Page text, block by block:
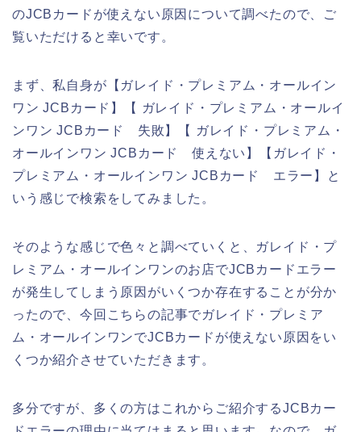
のJCBカードが使えない原因について調べたので、ご
覧いただけると幸いです。
まず、私自身が【ガレイド・プレミアム・オールイン
ワン JCBカード】【 ガレイド・プレミアム・オールイ
ンワン JCBカード 失敗】【 ガレイド・プレミアム・
オールインワン JCBカード 使えない】【ガレイド・
プレミアム・オールインワン JCBカード エラー】と
いう感じで検索をしてみました。
そのような感じで色々と調べていくと、ガレイド・プ
レミアム・オールインワンのお店でJCBカードエラー
が発生してしまう原因がいくつか存在することが分か
ったので、今回こちらの記事でガレイド・プレミア
ム・オールインワンでJCBカードが使えない原因をい
くつか紹介させていただきます。
多分ですが、多くの方はこれからご紹介するJCBカー